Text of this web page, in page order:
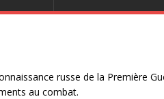
russe de la Première
au combat.